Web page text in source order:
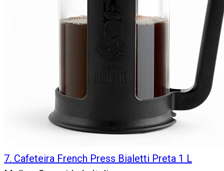
7. Cafeteira French Press Bialetti Preta 1 L